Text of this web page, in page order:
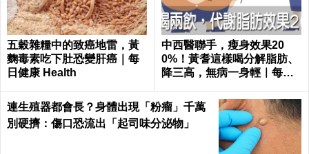
五穀雜糧中的致癌地雷，黃
麴毒素吃下肚恐變肝癌｜每
日健康 Health
中西醫聯手，瘦身效果20
0%！黃耆這樣喝分解脂肪、
降三高，無病一身輕｜每日
連生殖器都會長？身體出現「粉瘤」千萬
別硬擠：傷口恐流出「起司味分泌物」